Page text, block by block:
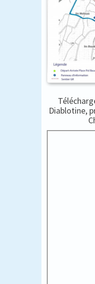
Diablotine,